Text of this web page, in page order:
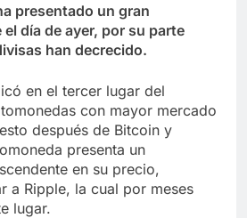
presentado un gran
día de ayer, por su parte
han decrecido.
en el tercer lugar del
con mayor mercado
después de Bitcoin y
presenta un
en su precio,
a Ripple, la cual por meses
lugar.